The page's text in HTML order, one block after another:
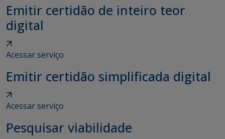
Emitir certidão de inteiro teor
digital
Acessar serviço
Emitir certidão simplificada digital
Acessar serviço
Pesquisar viabilidade